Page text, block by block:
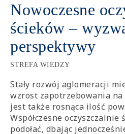
Nowoczesne
ścieków –
perspektywy
STREFA WIEDZY
Stały rozwój aglomeracji
wzrost zapotrzebowania na
jest także rosnąca ilość
Współczesne
podołać, dbając